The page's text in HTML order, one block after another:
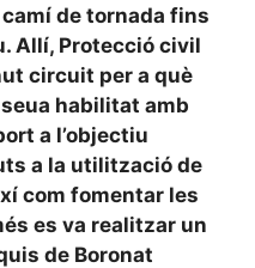
de tornada fins
Allí, Protecció civil
circuit per a què
habilitat amb
a l’objectiu
a la utilització de
com fomentar les
es va realitzar un
de Boronat